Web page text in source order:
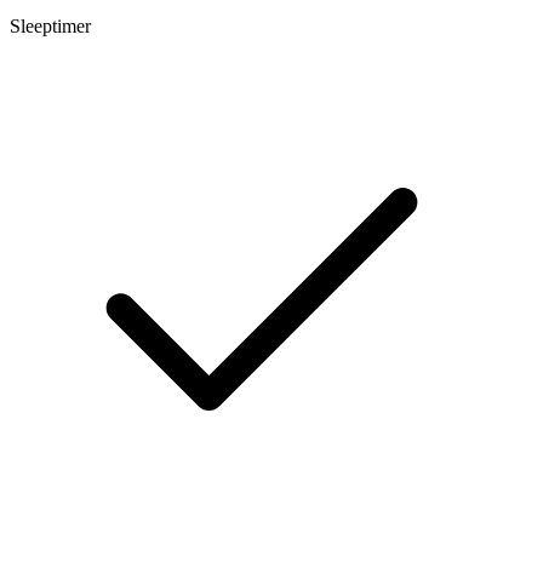
Sleeptimer